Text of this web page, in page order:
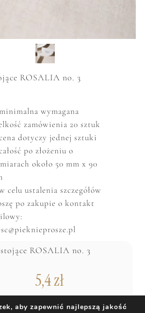
ROSALIA no. 3
minimalna wymagana
zamówienia 20 sztuk
dotyczy jednej sztuki
po złożeniu o
około 50 mm x 90
celu ustalenia szczegółów
po zakupie o kontakt
ROSALIA no. 3
5,4zł
aby zapewnić najlepszą jakość